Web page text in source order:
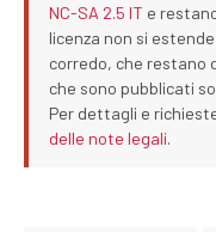
NC-SA 2.5 IT e
licenza non si
corredo, che restano
che sono pubblicati
Per dettagli e
delle note legali.